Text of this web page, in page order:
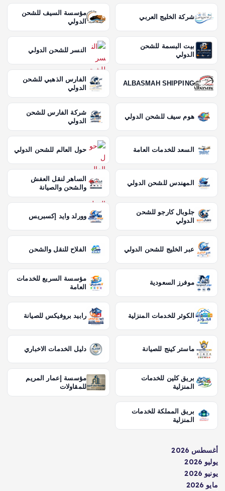
شركة الخليج العربي
مؤسسة السيف للشحن
الدولي
بيت البسمة للشحن
الدولي
النسر للشحن الدولي
ALBASMAH SHIPPING
الفارس الذهبي للشحن
الدولي
هوم سيف للشحن الدولي
شركة الفارس للشحن
الدولي
السعد للخدمات العامة حول العالم للشحن الدولي
المهندس للشحن الدولي
الساهر لنقل العفش
والشحن والصيانة
جلوبال كارجو للشحن
الدولي
وورلد وايد إكسبريس
عبر الخليج للشحن الدولي الفلاح للنقل والشحن
موفرز السعودية
مؤسسة السريع للخدمات
العامة
الكوثر للخدمات المنزلية رابيد بروفيكس للصيانة
ماستر كينج للصيانة دليل الخدمات الاخباري
بريق كلين للخدمات
المنزلية
مؤسسة إعمار المريم
للمقاولات
بريق المملكة للخدمات
المنزلية
أغسطس 2026
يوليو 2026
يونيو 2026
مايو 2026